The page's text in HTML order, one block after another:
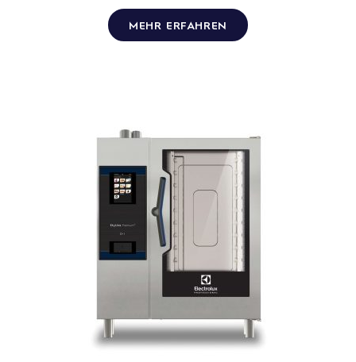
MEHR ERFAHREN